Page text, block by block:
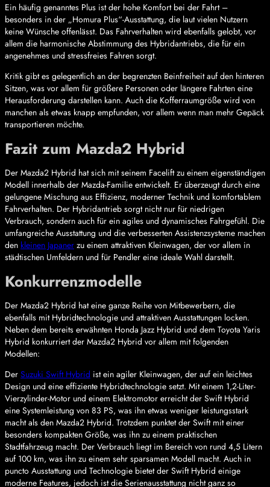
Ein häufig genanntes Plus ist der hohe Komfort bei der Fahrt –
besonders in der „Homura Plus“-Ausstattung, die laut vielen Nutzern
keine Wünsche offenlässt. Das Fahrverhalten wird ebenfalls gelobt, vor
allem die harmonische Abstimmung des Hybridantriebs, die für ein
angenehmes und stressfreies Fahren sorgt.
Kritik gibt es gelegentlich an der begrenzten Beinfreiheit auf den hinteren
Sitzen, was vor allem für größere Personen oder längere Fahrten eine
Herausforderung darstellen kann. Auch die Kofferraumgröße wird von
manchen als etwas knapp empfunden, vor allem wenn man mehr Gepäck
transportieren möchte.
Fazit zum Mazda2 Hybrid
Der Mazda2 Hybrid hat sich mit seinem Facelift zu einem eigenständigen
Modell innerhalb der Mazda-Familie entwickelt. Er überzeugt durch eine
gelungene Mischung aus Effizienz, moderner Technik und komfortablem
Fahrverhalten. Der Hybridantrieb sorgt nicht nur für niedrigen
Verbrauch, sondern auch für ein agiles und dynamisches Fahrgefühl. Die
umfangreiche Ausstattung und die verbesserten Assistenzsysteme machen
den kleinen Japaner zu einem attraktiven Kleinwagen, der vor allem in
städtischen Umfeldern und für Pendler eine ideale Wahl darstellt.
Konkurrenzmodelle
Der Mazda2 Hybrid hat eine ganze Reihe von Mitbewerbern, die
ebenfalls mit Hybridtechnologie und attraktiven Ausstattungen locken.
Neben dem bereits erwähnten Honda Jazz Hybrid und dem Toyota Yaris
Hybrid konkurriert der Mazda2 Hybrid vor allem mit folgenden
Modellen:
Der Suzuki Swift Hybrid ist ein agiler Kleinwagen, der auf ein leichtes
Design und eine effiziente Hybridtechnologie setzt. Mit einem 1,2-Liter-
Vierzylinder-Motor und einem Elektromotor erreicht der Swift Hybrid
eine Systemleistung von 83 PS, was ihn etwas weniger leistungsstark
macht als den Mazda2 Hybrid. Trotzdem punktet der Swift mit einer
besonders kompakten Größe, was ihn zu einem praktischen
Stadtfahrzeug macht. Der Verbrauch liegt im Bereich von rund 4,5 Litern
auf 100 km, was ihn zu einem sehr sparsamen Modell macht. Auch in
puncto Ausstattung und Technologie bietet der Swift Hybrid einige
moderne Features, jedoch ist die Serienausstattung nicht ganz so